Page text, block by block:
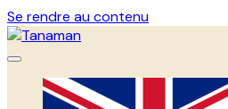
Se rendre au contenu